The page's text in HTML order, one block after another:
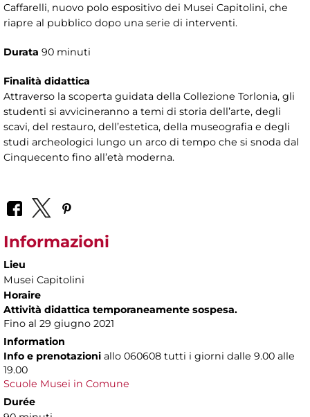
Caffarelli, nuovo polo espositivo dei Musei Capitolini, che
riapre al pubblico dopo una serie di interventi.
Durata 90 minuti
Finalità didattica
Attraverso la scoperta guidata della Collezione Torlonia, gli
studenti si avvicineranno a temi di storia dell’arte, degli
scavi, del restauro, dell’estetica, della museografia e degli
studi archeologici lungo un arco di tempo che si snoda dal
Cinquecento fino all’età moderna.
Informazioni
Lieu
Musei Capitolini
Horaire
Attività didattica temporaneamente sospesa.
Fino al 29 giugno 2021
Information
Info e prenotazioni allo 060608 tutti i giorni dalle 9.00 alle
19.00
Scuole Musei in Comune
Durée